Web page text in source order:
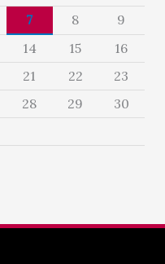
7 8
9
14 15
16
21 22
23
28 29
30